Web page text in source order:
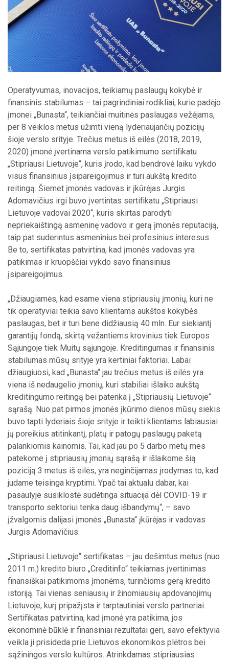
Operatyvumas, inovacijos, teikiamų paslaugų kokybė ir
finansinis stabilumas – tai pagrindiniai rodikliai, kurie padėjo
įmonei „Bunasta“, teikiančiai muitinės paslaugas vežėjams,
per 8 veiklos metus užimti vieną lyderiaujančių pozicijų
šioje verslo srityje. Trečius metus iš eilės (2018, 2019,
2020) įmonė įvertinama verslo patikimumo sertifikatu
„Stipriausi Lietuvoje“, kuris įrodo, kad bendrovė laiku vykdo
visus finansinius įsipareigojimus ir turi aukštą kredito
reitingą. Šiemet įmonės vadovas ir įkūrėjas Jurgis
Adomavičius irgi buvo įvertintas sertifikatu „Stipriausi
Lietuvoje vadovai 2020“, kuris skirtas parodyti
nepriekaištingą asmeninę vadovo ir gerą įmonės reputaciją,
taip pat suderintus asmeninius bei profesinius interesus.
Be to, sertifikatas patvirtina, kad įmonės vadovas yra
patikimas ir kruopščiai vykdo savo finansinius
įsipareigojimus.
„Džiaugiamės, kad esame viena stipriausių įmonių, kuri ne
tik operatyviai teikia savo klientams aukštos kokybės
paslaugas, bet ir turi bene didžiausią 40 mln. Eur siekiantį
garantijų fondą, skirtą vežantiems krovinius tiek Europos
Sąjungoje tiek Muitų sąjungoje. Kreditingumas ir finansinis
stabilumas mūsų srityje yra kertiniai faktoriai. Labai
džiaugiuosi, kad „Bunasta“ jau trečius metus iš eilės yra
viena iš nedaugelio įmonių, kuri stabiliai išlaiko aukštą
kreditingumo reitingą bei patenka į „Stipriausių Lietuvoje“
sąrašą. Nuo pat pirmos įmonės įkūrimo dienos mūsų siekis
buvo tapti lyderiais šioje srityje ir teikti klientams labiausiai
jų poreikius atitinkantį, platų ir patogų paslaugų paketą
palankiomis kainomis. Tai, kad jau po 5 darbo metų mes
patekome į stipriausių įmonių sąrašą ir išlaikome šią
poziciją 3 metus iš eilės, yra neginčijamas įrodymas to, kad
judame teisinga kryptimi. Ypač tai aktualu dabar, kai
pasaulyje susiklostė sudėtinga situacija dėl COVID-19 ir
transporto sektoriui tenka daug išbandymų“, – savo
įžvalgomis dalijasi įmonės „Bunasta“ įkūrėjas ir vadovas
Jurgis Adomavičius.
„Stipriausi Lietuvoje“ sertifikatas – jau dešimtus metus (nuo
2011 m.) kredito biuro „Creditinfo“ teikiamas įvertinimas
finansiškai patikimoms įmonėms, turinčioms gerą kredito
istoriją. Tai vienas seniausių ir žinomiausių apdovanojimų
Lietuvoje, kurį pripažįsta ir tarptautiniai verslo partneriai.
Sertifikatas patvirtina, kad įmonė yra patikima, jos
ekonominė būklė ir finansiniai rezultatai geri, savo efektyvia
veikla ji prisideda prie Lietuvos ekonomikos plėtros bei
sąžiningos verslo kultūros. Atrinkdamas stipriausias